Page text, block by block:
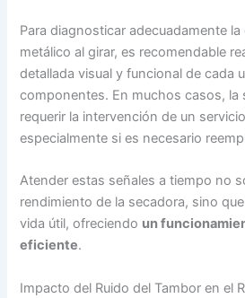
Para diagnosticar adecuadamente la
metálico al girar, es recomendable
detallada visual y funcional de cada
componentes. En muchos casos, la
requerir la intervención de un
especialmente si es necesario
Atender estas señales a tiempo no
rendimiento de la secadora, sino
vida útil, ofreciendo un
eficiente.
Impacto del Ruido del Tambor en el